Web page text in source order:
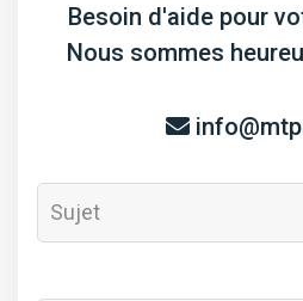
Besoin d'aide pour
Nous sommes